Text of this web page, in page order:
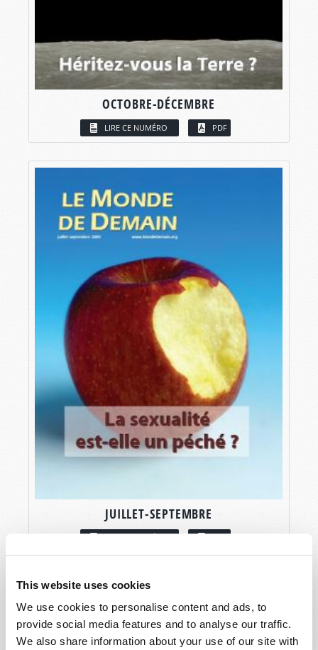
This website uses cookies
We use cookies to personalise content and ads, to
provide social media features and to analyse our traffic.
We also share information about your use of our site with
OCTOBRE-DÉCEMBRE
LIRE CE NUMÉRO PDF
JUILLET-SEPTEMBRE
LIRE CE NUMÉRO PDF